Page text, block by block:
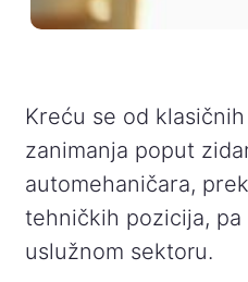
Kreću se od
zanimanja poput
automehaničara,
tehničkih pozicija, pa
uslužnom sektoru.